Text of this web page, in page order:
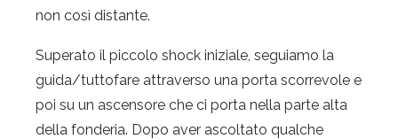
non così distante.
Superato il piccolo shock iniziale, seguiamo la
guida/tuttofare attraverso una porta scorrevole e
poi su un ascensore che ci porta nella parte alta
della fonderia. Dopo aver ascoltato qualche